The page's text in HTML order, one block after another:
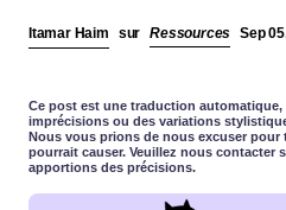
Itamar Haim sur Ressources Sep
Ce post est une traduction
imprécisions ou des variations
Nous vous prions de nous excuser
pourrait causer. Veuillez nous contacter
apportions des précisions.